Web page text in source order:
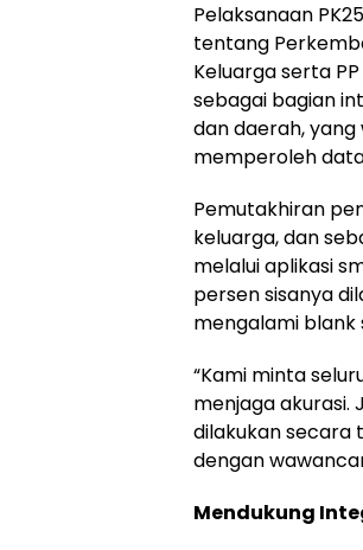
Pelaksanaan
tentang
Keluarga serta
sebagai bagian
dan daerah,
memperoleh
Pemutakhiran
keluarga, dan
melalui aplikasi
persen sisanya
mengalami
“Kami minta
menjaga akurasi.
dilakukan secara
dengan
Mendukung